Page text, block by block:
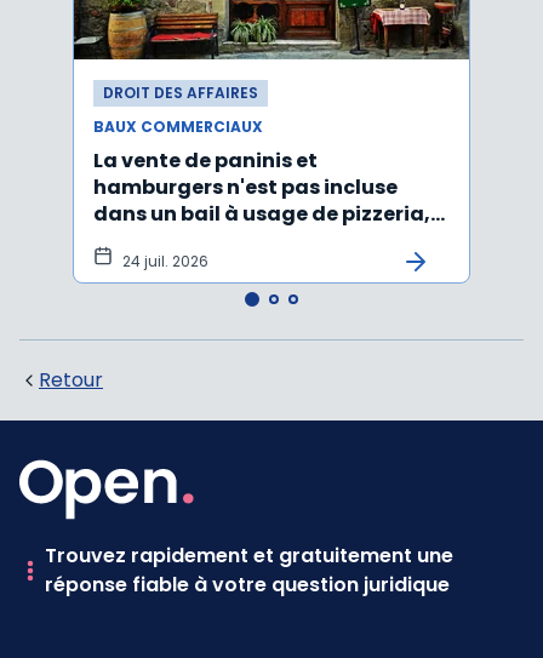
DROIT DES AFFAIRES
BAUX COMMERCIAUX
La vente de paninis et
hamburgers n'est pas incluse
dans un bail à usage de pizzeria,
pâtes, salades
24 juil. 2026
Retour
Trouvez rapidement et gratuitement une
réponse fiable à votre question juridique